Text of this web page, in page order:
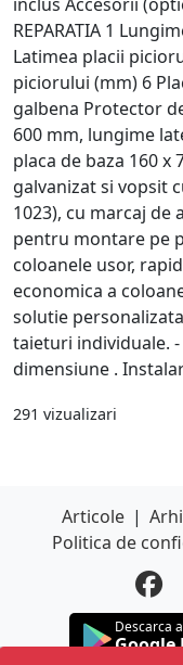
REPARATIA 1
Latimea placii
piciorului (mm) 6
galbena Protector
600 mm, lungime
placa de baza 160 x
galvanizat si vopsit
1023), cu marcaj de
pentru montare pe
coloanele usor,
economica a
solutie
taieturi individuale.
dimensiune .
291 vizualizari
Articole |
Politica de
Descarca
Google